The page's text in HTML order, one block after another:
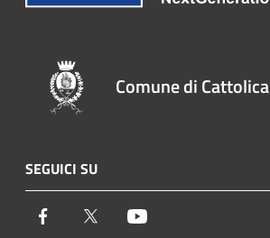
Comune di Cattolica
SEGUICI SU
Facebook Twitter